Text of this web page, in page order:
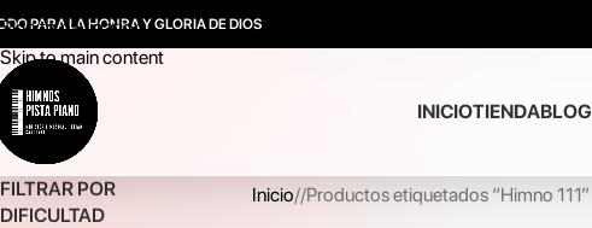
Skip to navigation
Skip to main content
PARA LA HONRA Y GLORIA DE DIOS
INICIOTIENDABLOG
FILTRAR POR
DIFICULTAD
Inicio/ Productos etiquetados “Himno 111”